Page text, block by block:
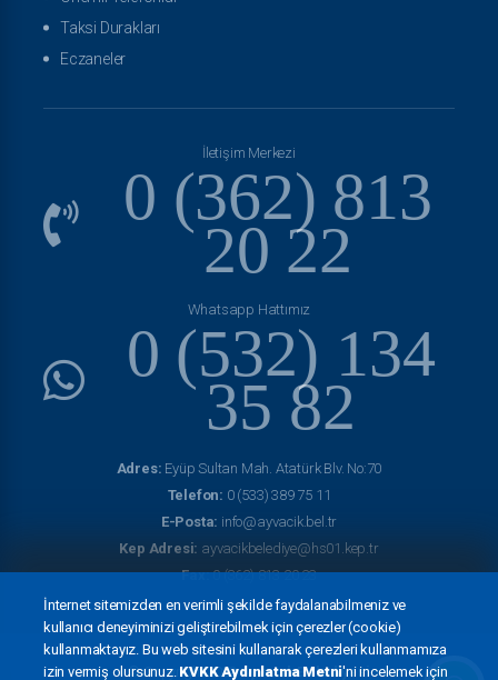
Taksi Durakları
Eczaneler
İletişim Merkezi
0 (362) 813
20 22
Whatsapp Hattımız
0 (532) 134
35 82
Adres: Eyüp Sultan Mah. Atatürk Blv. No:70
Telefon: 0 (533) 389 75 11
E-Posta: info@ayvacik.bel.tr
Kep Adresi: ayvacikbelediye@hs01.kep.tr
Fax:0 (362) 813 20 23
© Copyright 2022Ayvacık Belediyesi
İnternet sitemizden en verimli şekilde faydalanabilmeniz ve
kullanıcı deneyiminizi geliştirebilmek için çerezler (cookie)
kullanmaktayız. Bu web sitesini kullanarak çerezleri kullanmamıza
izin vermiş olursunuz. KVKK Aydınlatma Metni'ni incelemek için